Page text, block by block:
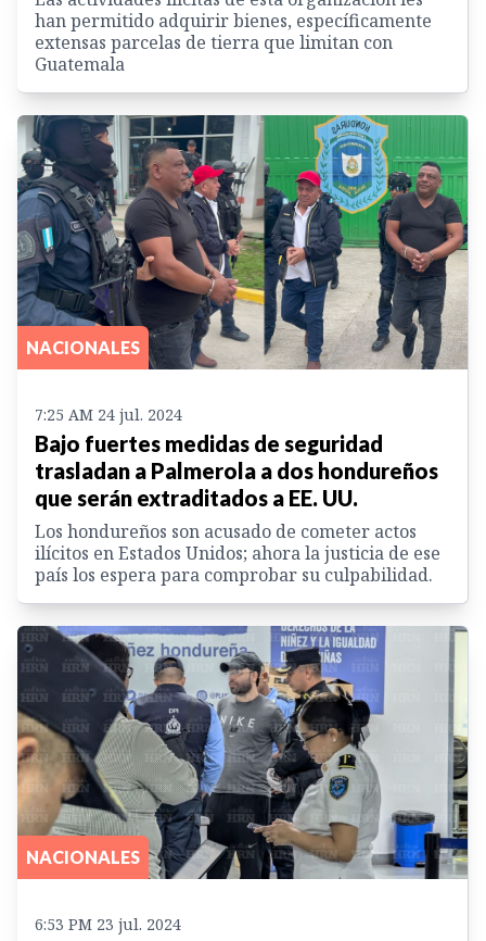
han permitido adquirir bienes, específicamente
extensas parcelas de tierra que limitan con
Guatemala
NACIONALES
7:25 AM 24 jul. 2024
Bajo fuertes medidas de seguridad
trasladan a Palmerola a dos hondureños
que serán extraditados a EE. UU.
Los hondureños son acusado de cometer actos
ilícitos en Estados Unidos; ahora la justicia de ese
país los espera para comprobar su culpabilidad.
NACIONALES
6:53 PM 23 jul. 2024